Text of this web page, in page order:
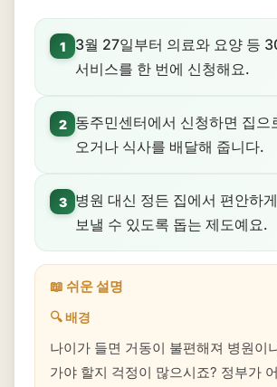
1
3월 27일부터 의료와 요양 등
서비스를 한 번에 신청해요.
2
동주민센터에서 신청하면 집으
오거나 식사를 배달해 줍니다.
3
병원 대신 정든 집에서 편안하
보낼 수 있도록 돕는 제도예요.
📖 쉬운 설명
🔍 배경
나이가 들면 거동이 불편해져 병원이
가야 할지 걱정이 많으시죠? 정부가